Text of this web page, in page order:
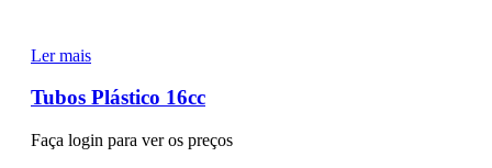
Ler mais
Tubos Plástico 16cc
Faça login para ver os preços